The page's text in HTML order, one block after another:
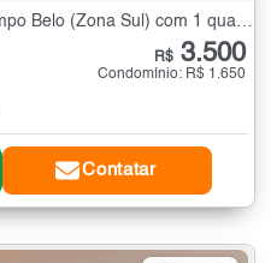
Kitnet / Loft para Alugar no Campo Belo (Zona Sul) com 1 quarto - 58 m²
R$ 3.500
Condomínio: R$ 1.650
Contatar